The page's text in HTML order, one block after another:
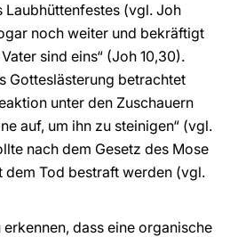
Laubhüttenfestes (vgl. Joh
noch weiter und bekräftigt
sind eins“ (Joh 10,30).
Gotteslästerung betrachtet
unter den Zuschauern
auf, um ihn zu steinigen“ (vgl.
nach dem Gesetz des Mose
dem Tod bestraft werden (vgl.
dass eine organische